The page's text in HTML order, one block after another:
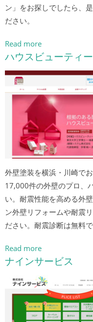
ン」をお探しでしたら、
ださい。
Read more
ハウスビューティー
外壁塗装を横浜・川崎で
17,000件の外壁のプロ、
い。耐震性能を高める外
ン外壁リフォームや耐震
ださい。耐震診断は無料
Read more
ナインサービス